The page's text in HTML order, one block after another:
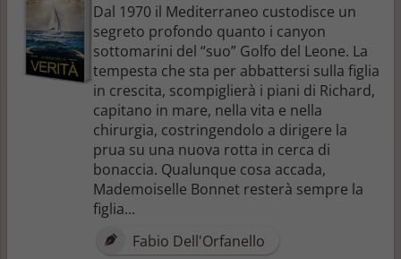
Dal 1970 il Mediterraneo custodisce un
segreto profondo quanto i canyon
sottomarini del “suo” Golfo del Leone. La
tempesta che sta per abbattersi sulla figlia
in crescita, scompiglierà i piani di Richard,
capitano in mare, nella vita e nella
chirurgia, costringendolo a dirigere la
prua su una nuova rotta in cerca di
bonaccia. Qualunque cosa accada,
Mademoiselle Bonnet resterà sempre la
figlia...
Fabio Dell'Orfanello